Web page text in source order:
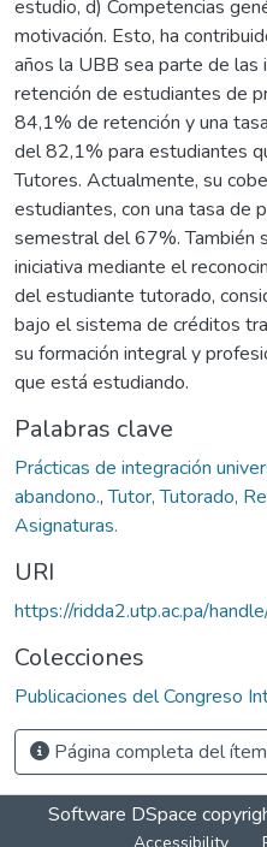
estudio, d) Competencias
motivación. Esto, ha
años la UBB sea parte de las
retención de estudiantes de
84,1% de retención y una
del 82,1% para estudiantes
Tutores. Actualmente, su
estudiantes, con una tasa de
semestral del 67%. También
iniciativa mediante el
del estudiante tutorado,
bajo el sistema de créditos
su formación integral y
que está estudiando.
Palabras clave
Prácticas de integración
abandono.,Tutor, Tutorado,
Asignaturas.
URI
https://ridda2.utp.ac.pa/
Colecciones
Publicaciones del Congreso
Página completa del ítem
Software DSpace